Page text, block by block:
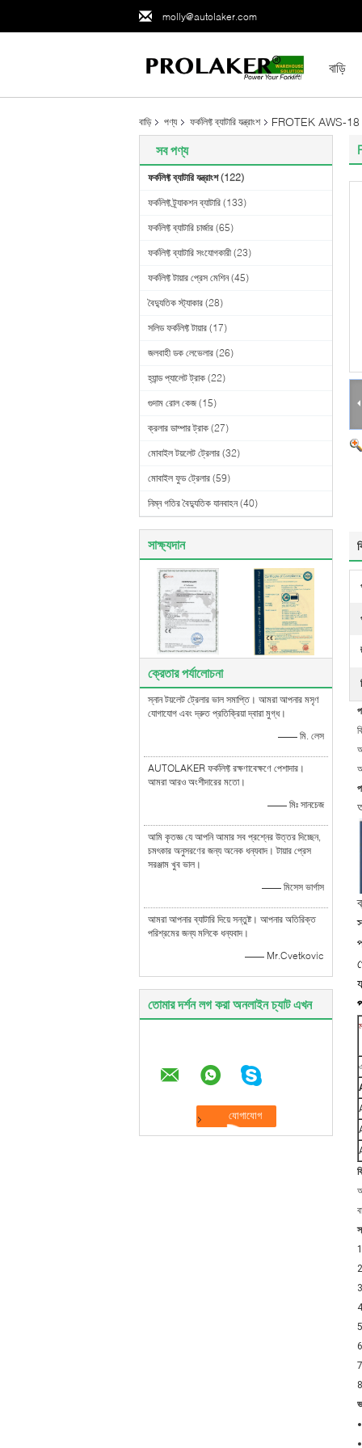
molly@autolaker.com
বাড়ি
বাড়ি পণ্য ফর্কলিফ্ট ব্যাটারি যন্ত্রাংশ FROTEK AWS-18
সব পণ্য
ফর্কলিফ্ট ব্যাটারি যন্ত্রাংশ (122)
ফর্কলিফ্ট ট্র্যাকশন ব্যাটারি (133)
ফর্কলিফ্ট ব্যাটারি চার্জার (65)
ফর্কলিফ্ট ব্যাটারি সংযোগকারী (23)
ফর্কলিফ্ট টায়ার প্রেস মেশিন (45)
বৈদ্যুতিক স্ট্যাকার (28)
সলিড ফর্কলিফ্ট টায়ার (17)
জলবাহী ডক লেভেলার (26)
হ্যান্ড প্যালেট ট্রাক (22)
গুদাম রোল কেজ (15)
ক্রলার ডাম্পার ট্রাক (27)
মোবাইল টয়লেট ট্রেলার (32)
মোবাইল ফুড ট্রেলার (59)
নিম্ন গতির বৈদ্যুতিক যানবাহন (40)
সাক্ষ্যদান
ক্রেতার পর্যালোচনা
স্নান টয়লেট ট্রেলার ভাল সমাপ্তি। আমরা আপনার মসৃণ
যোগাযোগ এবং দ্রুত প্রতিক্রিয়া দ্বারা মুগ্ধ।
—— মি. লেস
AUTOLAKER ফর্কলিফ্ট রক্ষণাবেক্ষণে পেশাদার।
আমরা আরও অংশীদারের মতো।
—— মিঃ সানচেজ
আমি কৃতজ্ঞ যে আপনি আমার সব প্রশ্নের উত্তর দিচ্ছেন,
চমৎকার অনুসরণের জন্য অনেক ধন্যবাদ। টায়ার প্রেস
সরঞ্জাম খুব ভাল।
—— মিসেস ভার্গাস
আমরা আপনার ব্যাটারি দিয়ে সন্তুষ্ট। আপনার অতিরিক্ত
পরিশ্রমের জন্য মলিকে ধন্যবাদ।
—— Mr.Cvetkovic
তোমার দর্শন লগ করা অনলাইন চ্যাট এখন